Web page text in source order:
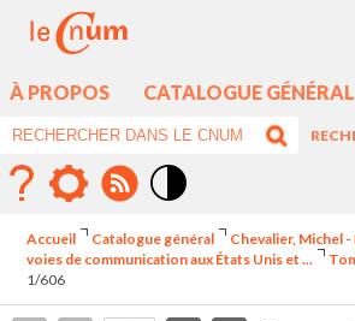
À PROPOS CATALOGUE GÉNÉRAL
élévé
Accueil Catalogue général
Chevalier, Michel
voies de communication aux États Unis et ...
1/606